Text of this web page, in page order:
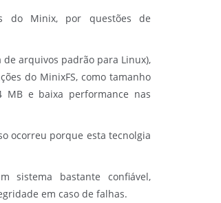
do Minix, por questões de
arquivos padrão para Linux),
do MinixFS, como tamanho
MB e baixa performance nas
ocorreu porque esta tecnolgia
sistema bastante confiável,
em caso de falhas.